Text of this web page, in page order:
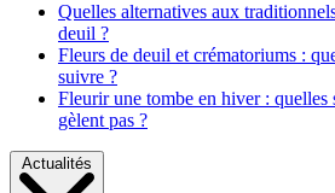
Quelles alternatives aux
deuil ?
Fleurs de deuil et crématoriums :
suivre ?
Fleurir une tombe en hiver : quelles
gèlent pas ?
Actualités